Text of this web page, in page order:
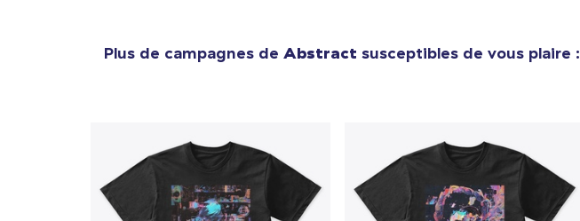
Plus de campagnes de Abstract susceptibles de vous plaire :